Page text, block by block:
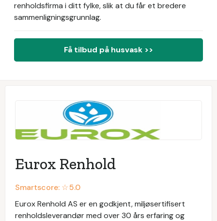
renholdsfirma i ditt fylke, slik at du får et bredere
sammenligningsgrunnlag.
Få tilbud på husvask >>
Eurox Renhold
Smartscore: ☆5.0
Eurox Renhold AS er en godkjent, miljøsertifisert
renholdsleverandør med over 30 års erfaring og